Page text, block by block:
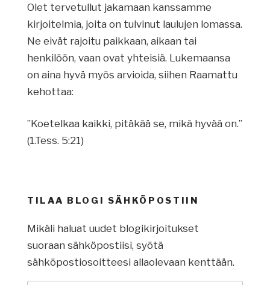
Olet tervetullut jakamaan kanssamme
kirjoitelmia, joita on tulvinut laulujen lomassa.
Ne eivät rajoitu paikkaan, aikaan tai
henkilöön, vaan ovat yhteisiä. Lukemaansa
on aina hyvä myös arvioida, siihen Raamattu
kehottaa:
”Koetelkaa kaikki, pitäkää se, mikä hyvää on.”
(1.Tess. 5:21)
TILAA BLOGI SÄHKÖPOSTIIN
Mikäli haluat uudet blogikirjoitukset
suoraan sähköpostiisi, syötä
sähköpostiosoitteesi allaolevaan kenttään.